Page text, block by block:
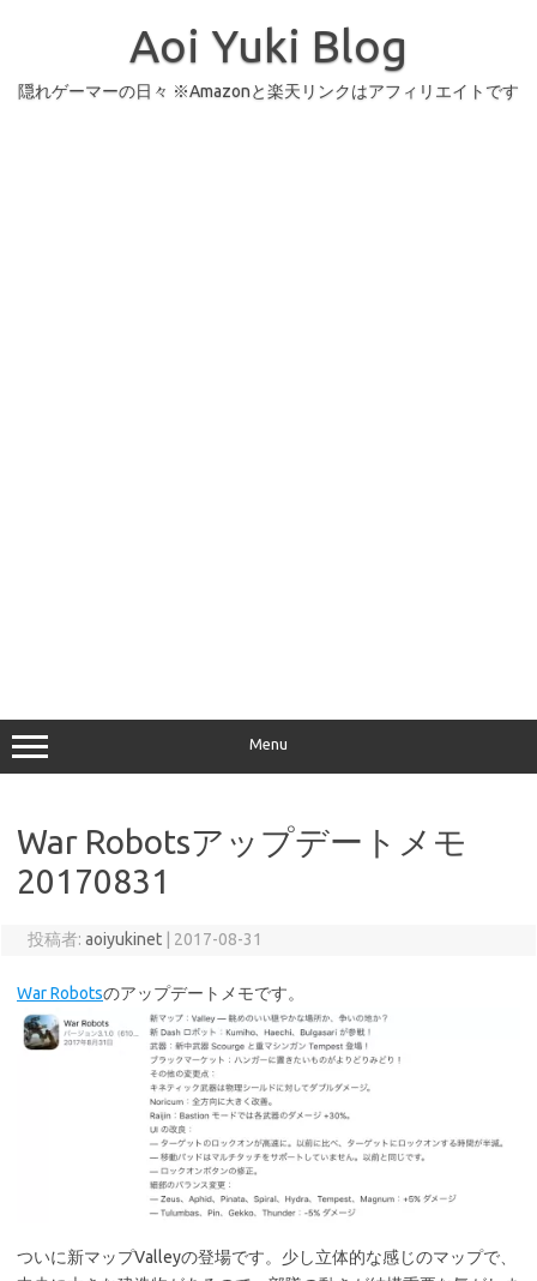
Aoi Yuki Blog
隠れゲーマーの日々 ※Amazonと楽天リンクはアフィリエイトです
Menu
War Robotsアップデートメモ
20170831
投稿者: aoiyukinet 2017-08-31
War Robotsのアップデートメモです。
ついに新マップValleyの登場です。少し立体的な感じのマップで、